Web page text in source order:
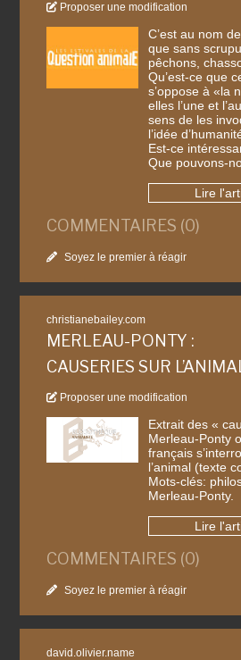
Proposer une modification
C’est au nom
que sans
pêchons,
Qu’est-ce que
s’oppose à «la
elles l’une et
sens de les
l’idée
Est-ce
Que pouvons-
Lire
COMMENTAIRES (0)
Soyez le premier à réagir
christianebailey.com
MERLEAU-PONTY :
CAUSERIES SUR
Proposer une modification
Extrait des «
Merleau-Ponty
français
l’animal (texte
Mots-clés:
Merleau-Ponty.
Lire
COMMENTAIRES (0)
Soyez le premier à réagir
david.olivier.name